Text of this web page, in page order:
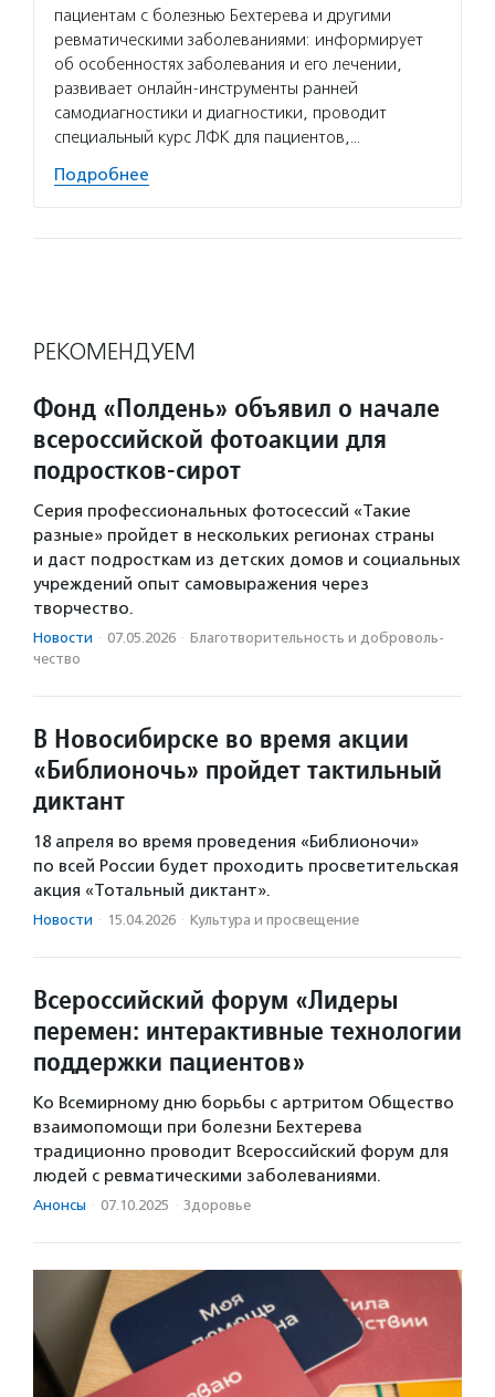
пациентам с болезнью Бехтерева и другими
ревматическими заболеваниями: информирует
об особенностях заболевания и его лечении,
развивает онлайн-инструменты ранней
самодиагностики и диагностики, проводит
специальный курс ЛФК для пациентов,…
Подробнее
РЕКОМЕНДУЕМ
Фонд «Полдень» объявил о начале
всероссийской фотоакции для
подростков-сирот
Серия профессиональных фотосессий «Такие
разные» пройдет в нескольких регионах страны
и даст подросткам из детских домов и социальных
учреждений опыт самовыражения через
творчество.
Новости · 07.05.2026 · Благотвори­тель­ность и доброволь­
чест­во
В Новосибирске во время акции
«Библионочь» пройдет тактильный
диктант
18 апреля во время проведения «Библионочи»
по всей России будет проходить просветительская
акция «Тотальный диктант».
Новости · 15.04.2026 · Культура и просвещение
Всероссийский форум «Лидеры
перемен: интерактивные технологии
поддержки пациентов»
Ко Всемирному дню борьбы с артритом Общество
взаимопомощи при болезни Бехтерева
традиционно проводит Всероссийский форум для
людей с ревматическими заболеваниями.
Анонсы · 07.10.2025 · Здоровье